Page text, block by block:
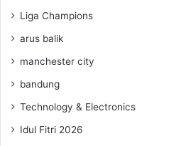
Liga Champions
arus balik
manchester city
bandung
Technology & Electronics
Idul Fitri 2026